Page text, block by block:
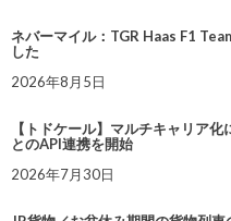
ネバーマイル：TGR Haas F1
した
2026年8月5日
【トドケール】マルチキャリア
とのAPI連携を開始
2026年7月30日